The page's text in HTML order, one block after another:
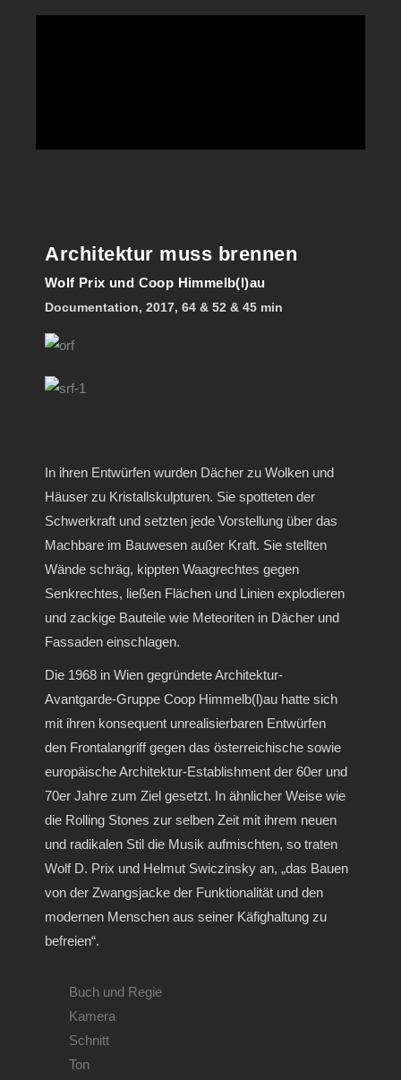
Architektur muss brennen
Wolf Prix und Coop Himmelb(l)au
Documentation, 2017, 64 & 52 & 45 min
In ihren Entwürfen wurden Dächer zu Wolken und
Häuser zu Kristallskulpturen. Sie spotteten der
Schwerkraft und setzten jede Vorstellung über das
Machbare im Bauwesen außer Kraft. Sie stellten
Wände schräg, kippten Waagrechtes gegen
Senkrechtes, ließen Flächen und Linien explodieren
und zackige Bauteile wie Meteoriten in Dächer und
Fassaden einschlagen.
Die 1968 in Wien gegründete Architektur-
Avantgarde-Gruppe Coop Himmelb(l)au hatte sich
mit ihren konsequent unrealisierbaren Entwürfen
den Frontalangriff gegen das österreichische sowie
europäische Architektur-Establishment der 60er und
70er Jahre zum Ziel gesetzt. In ähnlicher Weise wie
die Rolling Stones zur selben Zeit mit ihrem neuen
und radikalen Stil die Musik aufmischten, so traten
Wolf D. Prix und Helmut Swiczinsky an, „das Bauen
von der Zwangsjacke der Funktionalität und den
modernen Menschen aus seiner Käfighaltung zu
befreien“.
Buch und Regie
Kamera
Schnitt
Ton